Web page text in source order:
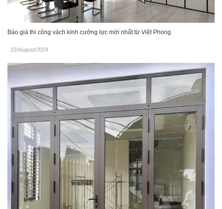
Báo giá thi công vách kính cưởng lực mới nhất từ Việt Phong
22/August/2024